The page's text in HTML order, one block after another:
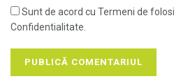
Sunt de acord cu Termeni de
Confidentialitate.